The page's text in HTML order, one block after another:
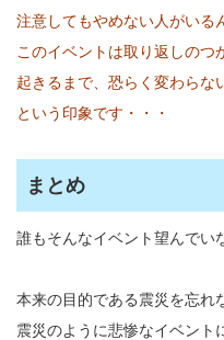
注意してもやめない人がいる
このイベントは取り返しのつ
起きるまで、恐らく変わらな
という印象です・・・
まとめ
誰もそんなイベント望んでい
本来の目的である震災を忘れ
震災のように悲惨なイベント